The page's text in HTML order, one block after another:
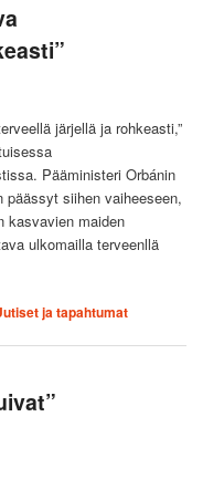
järjellä ja rohkeasti,”
Pääministeri Orbánin
päässyt siihen vaiheeseen,
kasvavien maiden
ulkomailla terveenllä
ja tapahtumat